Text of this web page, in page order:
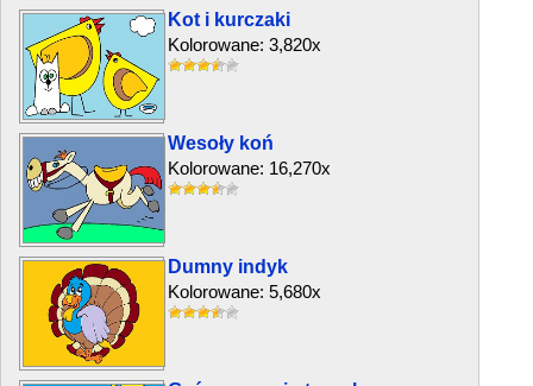
Kot i kurczaki
Kolorowane: 3,820x
Wesoły koń
Kolorowane: 16,270x
Dumny indyk
Kolorowane: 5,680x